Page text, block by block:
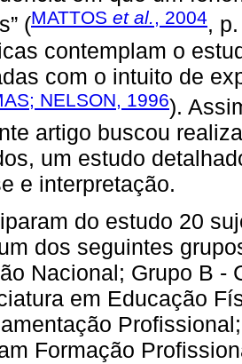
(MATTOS et al., 2004,
contemplam o
com o intuito de
NELSON, 1996).
artigo buscou
um estudo
e interpretação.
do estudo 20
dos seguintes
Nacional; Grupo B -
em Educação
Formação